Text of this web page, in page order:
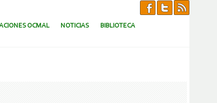
OCMAL NOTICIAS BIBLIOTECA